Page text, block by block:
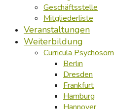
Geschäftsstelle
Mitgliederliste
Veranstaltungen
Weiterbildung
Curricula
Berlin
Dresden
Frankfurt
Hamburg